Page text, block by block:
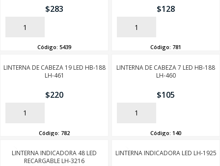
$283
AÑADIR
Código: 5439
$128
AÑADIR
Código: 781
LINTERNA DE CABEZA 19 LED HB-188
LH-461
$220
AÑADIR
Código: 782
LINTERNA DE CABEZA 7 LED HB-188
LH-460
$105
AÑADIR
Código: 140
LINTERNA INDICADORA 48 LED
RECARGABLE LH-3216
LINTERNA INDICADORA LED LH-1925